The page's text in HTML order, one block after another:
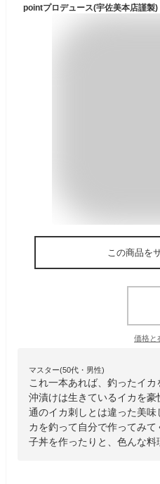
この商品を
価格と
マスター(50代・男性)
これ一本あれば、釣ったイカ
沖漬けは生きているイカを
通のイカ刺しとは違った美
カを釣って自分で作ってみ
子丼を作ったりと、色んな料